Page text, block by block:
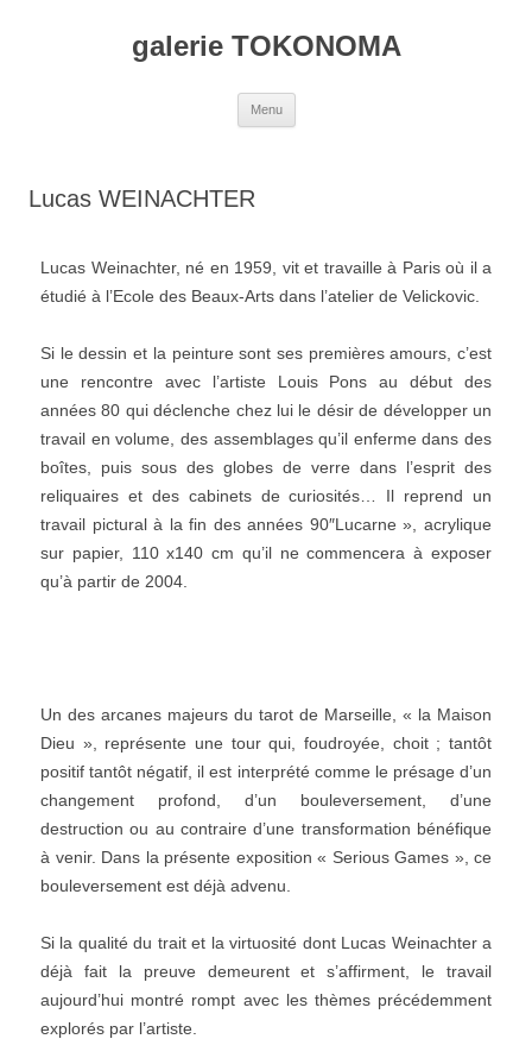
galerie TOKONOMA
Menu
Lucas WEINACHTER
Lucas Weinachter, né en 1959, vit et travaille à Paris où il a
étudié à l’Ecole des Beaux-Arts dans l’atelier de Velickovic.
Si le dessin et la peinture sont ses premières amours, c’est
une rencontre avec l’artiste Louis Pons au début des
années 80 qui déclenche chez lui le désir de développer un
travail en volume, des assemblages qu’il enferme dans des
boîtes, puis sous des globes de verre dans l’esprit des
reliquaires et des cabinets de curiosités… Il reprend un
travail pictural à la fin des années 90″Lucarne », acrylique
sur papier, 110 x140 cm qu’il ne commencera à exposer
qu’à partir de 2004.
Un des arcanes majeurs du tarot de Marseille, « la Maison
Dieu », représente une tour qui, foudroyée, choit ; tantôt
positif tantôt négatif, il est interprété comme le présage d’un
changement profond, d’un bouleversement, d’une
destruction ou au contraire d’une transformation bénéfique
à venir. Dans la présente exposition « Serious Games », ce
bouleversement est déjà advenu.
Si la qualité du trait et la virtuosité dont Lucas Weinachter a
déjà fait la preuve demeurent et s’affirment, le travail
aujourd’hui montré rompt avec les thèmes précédemment
explorés par l’artiste.